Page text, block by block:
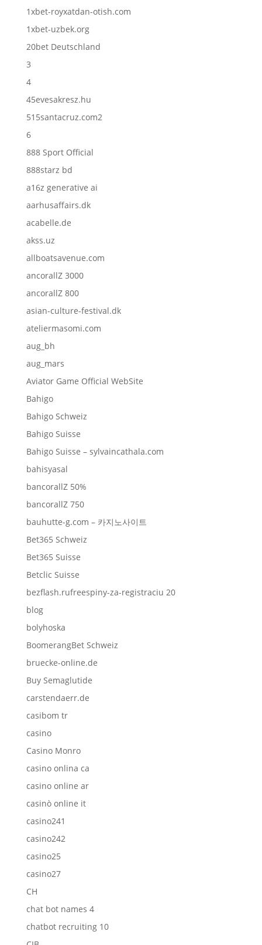
1xbet-royxatdan-otish.com
1xbet-uzbek.org
20bet Deutschland
3
4
45evesakresz.hu
515santacruz.com2
6
888 Sport Official
888starz bd
a16z generative ai
aarhusaffairs.dk
acabelle.de
akss.uz
allboatsavenue.com
ancorallZ 3000
ancorallZ 800
asian-culture-festival.dk
ateliermasomi.com
aug_bh
aug_mars
Aviator Game Official WebSite
Bahigo
Bahigo Schweiz
Bahigo Suisse
Bahigo Suisse – sylvaincathala.com
bahisyasal
bancorallZ 50%
bancorallZ 750
bauhutte-g.com – 카지노사이트
Bet365 Schweiz
Bet365 Suisse
Betclic Suisse
bezflash.rufreespiny-za-registraciu 20
blog
bolyhoska
BoomerangBet Schweiz
bruecke-online.de
Buy Semaglutide
carstendaerr.de
casibom tr
casino
Casino Monro
casino onlina ca
casino online ar
casinò online it
casino241
casino242
casino25
casino27
CH
chat bot names 4
chatbot recruiting 10